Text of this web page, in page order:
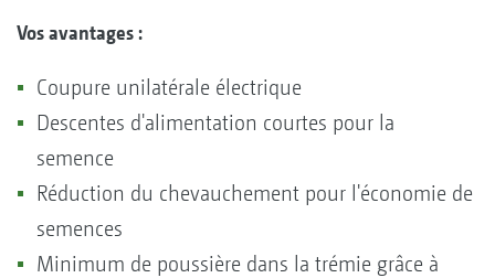
Vos avantages :
Coupure unilatérale électrique
Descentes d'alimentation courtes pour la
semence
Réduction du chevauchement pour l'économie de
semences
Minimum de poussière dans la trémie grâce à